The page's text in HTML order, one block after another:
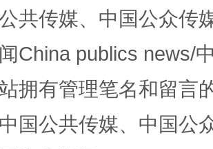
共传媒、中国公众传
China publics news/
拥有管理笔名和留言
国公共传媒、中国公